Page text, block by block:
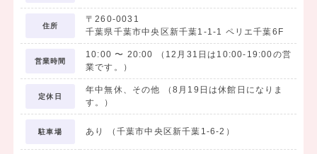
住所
〒260-0031
千葉県千葉市中央区新千葉1-1-1 ペリエ千葉6F
営業時間
10:00 〜 20:00
（12月31日は10:00-19:00の営
業です。）
定休日
年中無休、その他 （8月19日は休館日になりま
す。）
駐車場 あり （千葉市中央区新千葉1-6-2）